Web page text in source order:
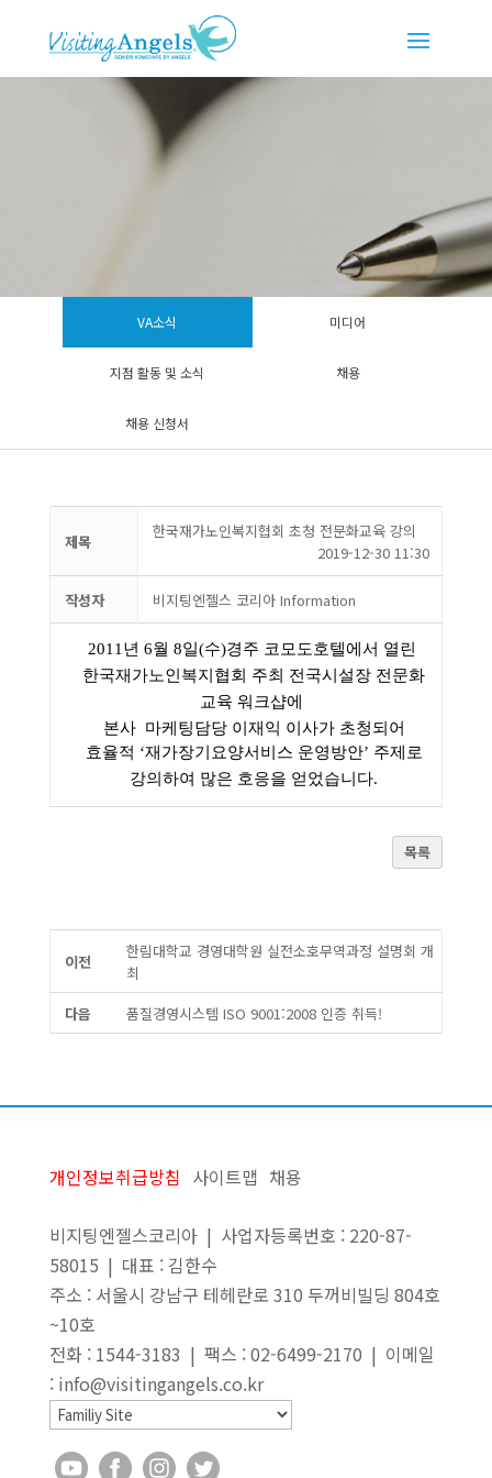
VA소식 미디어
지점 활동 및 소식 채용
채용 신청서
제목
한국재가노인복지협회 초청 전문화교육 강의
2019-12-30 11:30
작성자 비지팅엔젤스 코리아 Information
2011년 6월 8일(수)경주 코모도호텔에서 열린
한국재가노인복지협회 주최 전국시설장 전문화
교육 워크샵에
본사 마케팅담당 이재익 이사가 초청되어
효율적 ‘재가장기요양서비스 운영방안’ 주제로
강의하여 많은 호응을 얻었습니다.
목록
이전
한림대학교 경영대학원 실전소호무역과정 설명회 개
최
다음
품질경영시스템 ISO 9001:2008 인증 취득!
개인정보취급방침 사이트맵 채용
비지팅엔젤스코리아 | 사업자등록번호 : 220-87-
58015 | 대표 : 김한수
주소 : 서울시 강남구 테헤란로 310 두꺼비빌딩 804호
~10호
전화 : 1544-3183 | 팩스 : 02-6499-2170 | 이메일
: info@visitingangels.co.kr